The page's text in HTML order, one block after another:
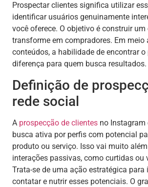
Prospectar clientes significa utilizar
identificar usuários genuinamente
você oferece. O objetivo é construir
transforme em compradores. Em meio
conteúdos, a habilidade de encontrar
diferença para quem busca resultados.
Definição de
rede social
A prospecção de clientes no Instagram
busca ativa por perfis com potencial
produto ou serviço. Isso vai muito
interações passivas, como curtidas ou
Trata-se de uma ação estratégica para
contatar e nutrir esses potenciais. O